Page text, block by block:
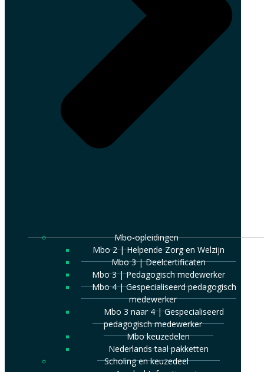
Mbo-opleidingen
Mbo 2 | Helpende Zorg en Welzijn
Mbo 3 | Deelcertificaten
Mbo 3 | Pedagogisch medewerker
Mbo 4 | Gespecialiseerd pedagogisch
medewerker
Mbo 3 naar 4 | Gespecialiseerd
pedagogisch medewerker
Mbo keuzedelen
Nederlands taal pakketten
Scholing en keuzedeel